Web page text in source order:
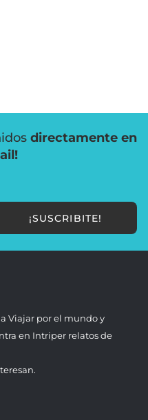
directamente en
¡SUSCRIBITE!
Viajar por el mundo y
en Intriper relatos de